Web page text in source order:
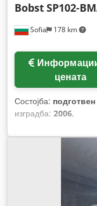
Sofia 178 km
BobstSP102-
цената
Состојба:
изградба: 2006,